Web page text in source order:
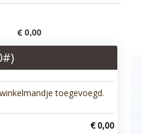
€ 0,00
#)
toegevoegd.
€ 0,00